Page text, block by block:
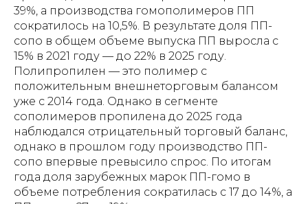
39%, а производства гомополимеров ПП
сократилось на 10,5%. В результате доля ПП-
сопо в общем объеме выпуска ПП выросла с
15% в 2021 году — до 22% в 2025 году.
Полипропилен — это полимер с
положительным внешнеторговым балансом
уже с 2014 года. Однако в сегменте
сополимеров пропилена до 2025 года
наблюдался отрицательный торговый баланс,
однако в прошлом году производство ПП-
сопо впервые превысило спрос. По итогам
года доля зарубежных марок ПП-гомо в
объеме потребления сократилась с 17 до 14%, а